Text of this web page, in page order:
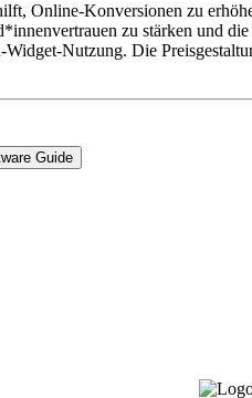
Online-Konversionen zu
zu stärken und
Widget-Nutzung. Die
Guide